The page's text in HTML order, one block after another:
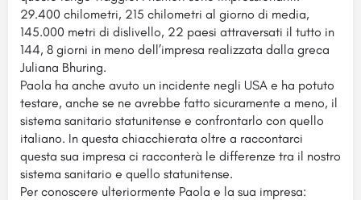
29.400 chilometri, 215 chilometri al giorno di media,
145.000 metri di dislivello, 22 paesi attraversati il tutto in
144, 8 giorni in meno dell’impresa realizzata dalla greca
Juliana Bhuring.
Paola ha anche avuto un incidente negli USA e ha potuto
testare, anche se ne avrebbe fatto sicuramente a meno, il
sistema sanitario statunitense e confrontarlo con quello
italiano. In questa chiacchierata oltre a raccontarci
questa sua impresa ci racconterà le differenze tra il nostro
sistema sanitario e quello statunitense.
Per conoscere ulteriormente Paola e la sua impresa: